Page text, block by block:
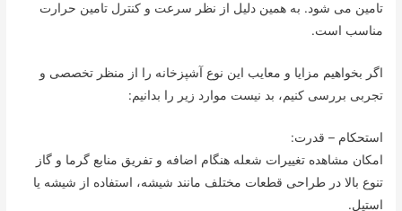
تامین می شود. به همین دلیل از نظر سرعت و کنترل تامین حرارت
مناسب است.
اگر بخواهیم مزایا و معایب این نوع آشپزخانه را از منظر تخصصی و
تجربی بررسی کنیم، بد نیست موارد زیر را بدانیم:
استحکام – قدرت:
امکان مشاهده تغییرات شعله هنگام اضافه و تفریق منابع گرما و گاز
تنوع بالا در طراحی قطعات مختلف مانند شیشه، استفاده از شیشه یا
استیل.